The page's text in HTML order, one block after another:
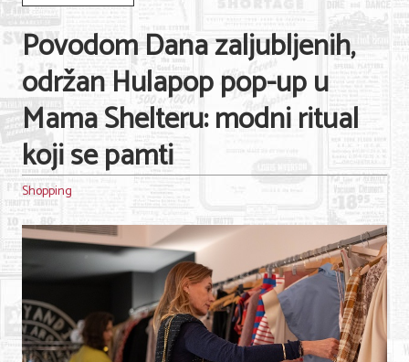
Povodom Dana zaljubljenih,
održan Hulapop pop-up u
Mama Shelteru: modni ritual
koji se pamti
Shopping